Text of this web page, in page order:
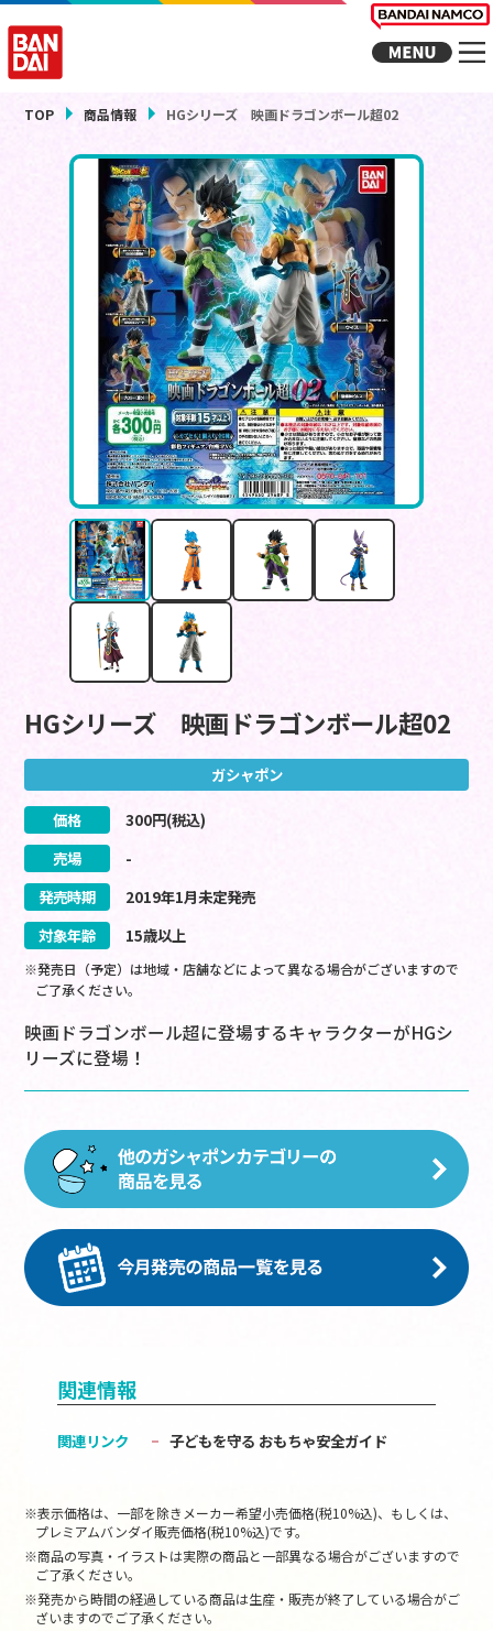
TOP 商品情報 HGシリーズ 映画ドラゴンボール超02
HGシリーズ 映画ドラゴンボール超02
ガシャポン
価格 300円(税込)
売場
-
発売時期
2019年1月未定発売
対象年齢
15歳以上
※発売日（予定）は地域・店舗などによって異なる場合がございますので
ご了承ください。
映画ドラゴンボール超に登場するキャラクターがHGシ
リーズに登場！
関連情報
関連リンク 子どもを守る おもちゃ安全ガイド
※表示価格は、一部を除きメーカー希望小売価格(税10%込)、もしくは、
プレミアムバンダイ販売価格(税10%込)です。
※商品の写真・イラストは実際の商品と一部異なる場合がございますので
ご了承ください。
※発売から時間の経過している商品は生産・販売が終了している場合がご
ざいますのでご了承ください。